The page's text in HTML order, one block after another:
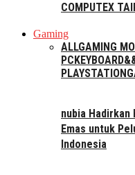
COMPUTEX
Gaming
ALLGAMING
PC
PLAYSTATION
nubia Hadirkan
Emas untuk
Indonesia